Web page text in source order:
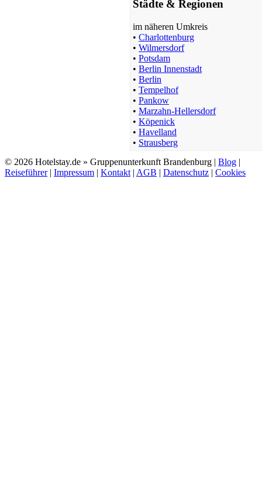
Städte & Regionen
im näheren Umkreis
• Charlottenburg
• Wilmersdorf
• Potsdam
• Berlin Innenstadt
• Berlin
• Tempelhof
• Pankow
• Marzahn-Hellersdorf
• Köpenick
• Havelland
• Strausberg
© 2026 Hotelstay.de » Gruppenunterkunft Brandenburg | Blog |
Reiseführer| Impressum | Kontakt | AGB | Datenschutz | Cookies